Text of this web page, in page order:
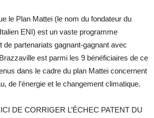
le Plan Mattei (le nom du fondateur du
ENI) est un vaste programme
de partenariats gagnant-gagnant avec
est parmi les 9 bénéficiaires de ce
dans le cadre du plan Mattei concernent
de l’énergie et le changement climatique.
DE CORRIGER L’ÉCHEC PATENT DU